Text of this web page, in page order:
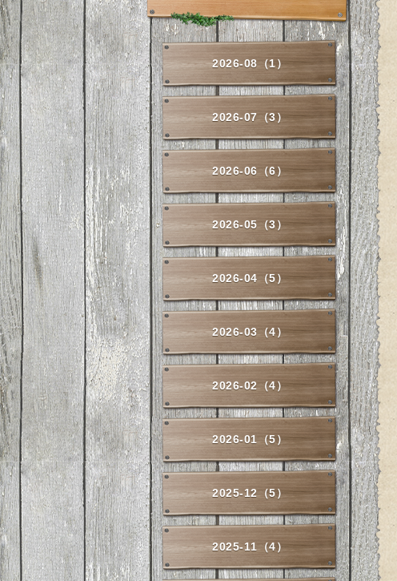
2026-08（1）
2026-07（3）
2026-06（6）
2026-05（3）
2026-04（5）
2026-03（4）
2026-02（4）
2026-01（5）
2025-12（5）
2025-11（4）